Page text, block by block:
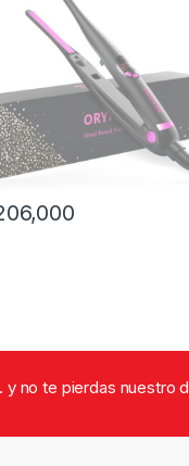
y no te pierdas nuestro